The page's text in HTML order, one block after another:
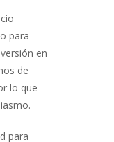
para
en
de
lo que
para